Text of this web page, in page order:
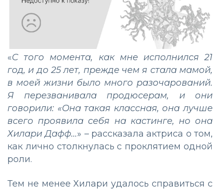
«С того момента, как мне исполнился 21
год, и до 25 лет, прежде чем я стала мамой,
в моей жизни было много разочарований.
Я перезванивала продюсерам, и они
говорили: «Она такая классная, она лучше
всего проявила себя на кастинге, но она
Хилари Дафф...» – рассказала актриса о том,
как лично столкнулась с проклятием одной
роли.
Тем не менее Хилари удалось справиться с